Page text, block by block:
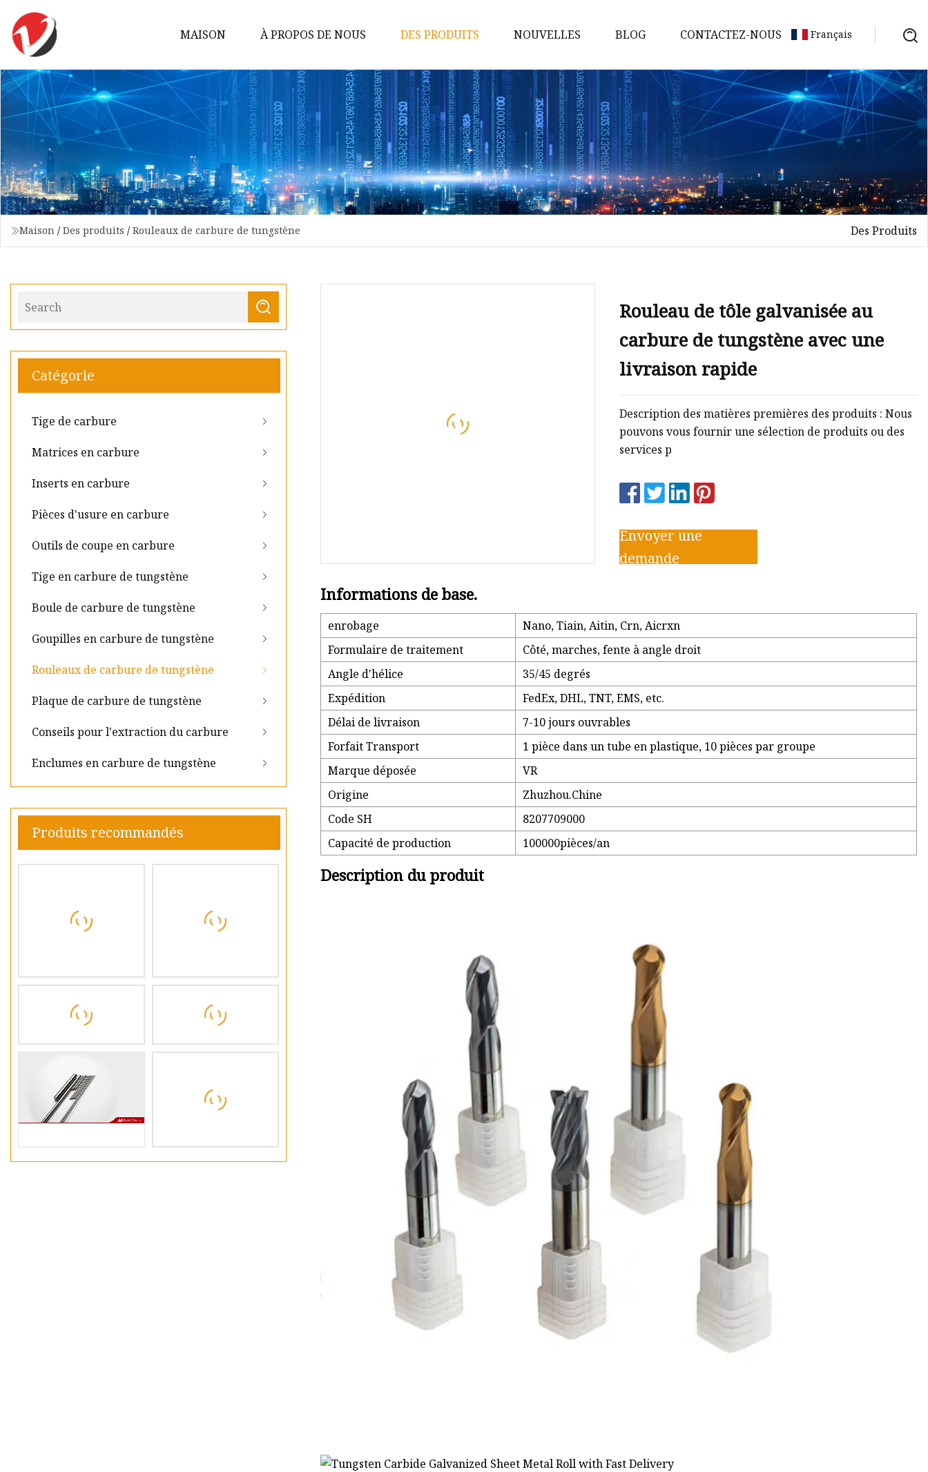
MAISON À PROPOS DE NOUS DES PRODUITS
Tige de carbure
Matrices en carbure
Inserts en carbure
Pièces d'usure en carbure
Outils de coupe en carbure
Tige en carbure de tungstène
Enclumes en carbure de
tungstène
NOUVELLES BLOG CONTACTEZ-NOUS Français
Maison / Des produits / Rouleaux de carbure de tungstène Des Produits
Catégorie
Tige de carbure
Matrices en carbure
Inserts en carbure
Pièces d'usure en carbure
Outils de coupe en carbure
Tige en carbure de tungstène
Boule de carbure de tungstène
Goupilles en carbure de tungstène
Rouleaux de carbure de tungstène
Plaque de carbure de tungstène
Conseils pour l'extraction du carbure
Enclumes en carbure de tungstène
Produits recommandés
Rouleau de tôle galvanisée au
carbure de tungstène avec une
livraison rapide
Description des matières premières des produits : Nous
pouvons vous fournir une sélection de produits ou des
services p
Envoyer une
demande
Informations de base.
enrobage
Nano, Tiain, Aitin, Crn, Aicrxn
Formulaire de traitement
Côté, marches, fente à angle droit
Angle d'hélice
35/45 degrés
Expédition
FedEx, DHL, TNT, EMS, etc.
Délai de livraison
7-10 jours ouvrables
Forfait Transport
1 pièce dans un tube en plastique, 10 pièces par groupe
Marque déposée
VR
Origine
Zhuzhou.Chine
Code SH
8207709000
Capacité de production
100000pièces/an
Description du produit